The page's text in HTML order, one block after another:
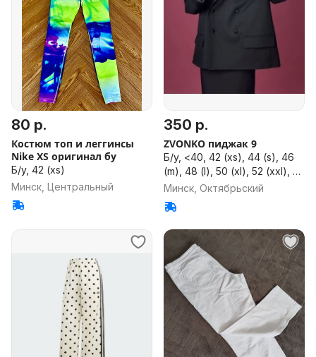
80 р.
Костюм топ и леггинсы
Nike XS оригинал бу
Б/у, 42 (xs)
Минск, Центральный
350 р.
ZVONKO пиджак 9
Б/у, <40, 42 (xs), 44 (s), 46
(m), 48 (l), 50 (xl), 52 (xxl), 54
(xxxl), 56 (bxl), 58, 60, 62,
64, 66, 68, 70, 72, 74, >74,
универсальный размер
Минск, Октябрьский